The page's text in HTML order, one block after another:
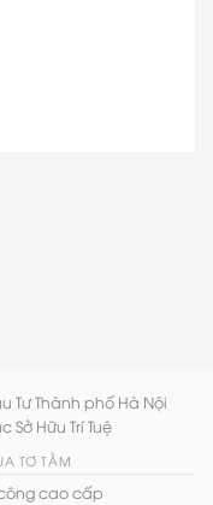
Tư Thành phố Hà Nội
Hữu Trí Tuệ
TƠ TẰM
cao cấp